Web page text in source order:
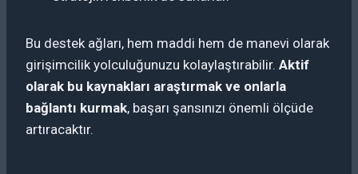
Bu destek ağları, hem maddi hem de manevi olarak
girişimcilik yolculuğunuzu kolaylaştırabilir. Aktif
olarak bu kaynakları araştırmak ve onlarla
bağlantı kurmak, başarı şansınızı önemli ölçüde
artıracaktır.